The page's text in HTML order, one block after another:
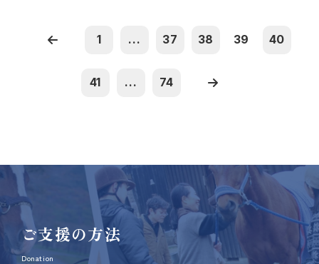
1 ... 37 38 39 40
41 ... 74
ご支援の方法
Donation